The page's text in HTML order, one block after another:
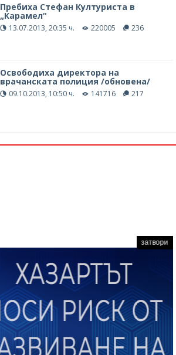
Пребиха Стефан Културиста в
„Карамел“
13.07.2013, 20:35 ч. 220005 236
Освободиха директора на
врачанската полиция /обновена/
09.10.2013, 10:50 ч. 141716 217
затвори